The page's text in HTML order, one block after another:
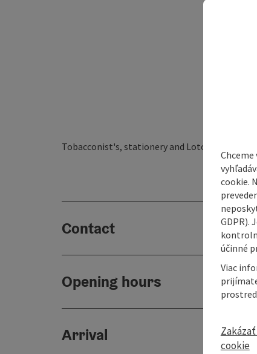
Tobacconist's, stationery and Loto, Toto
Contact
Opening hours
Arrival
cookie.
GDPR).
účinné
Viac
cookie